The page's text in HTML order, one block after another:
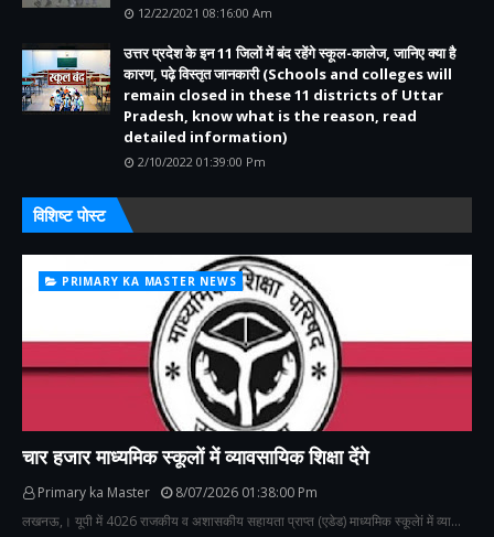
12/22/2021 08:16:00 Am
उत्तर प्रदेश के इन 11 जिलों में बंद रहेंगे स्कूल-कालेज, जानिए क्या है
कारण, पढ़े विस्तृत जानकारी (Schools and colleges will
remain closed in these 11 districts of Uttar
Pradesh, know what is the reason, read
detailed information)
2/10/2022 01:39:00 Pm
विशिष्ट पोस्ट
PRIMARY KA MASTER NEWS
चार हजार माध्यमिक स्कूलों में व्यावसायिक शिक्षा देंगे
Primary ka Master
8/07/2026 01:38:00 Pm
लखनऊ,। यूपी में 4026 राजकीय व अशासकीय सहायता प्राप्त (एडेड) माध्यमिक स्कूलेां में व्या…